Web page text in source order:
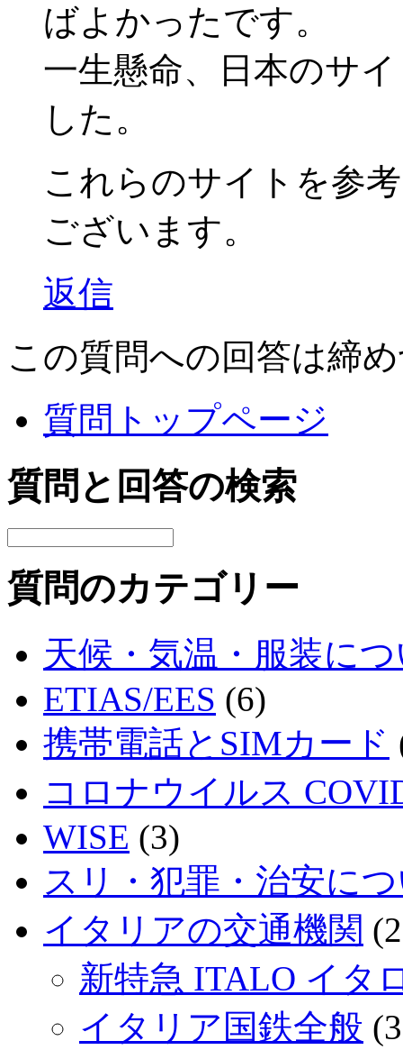
ばよかったです。
一生懸命、日本のサ
した。
これらのサイトを参
ございます。
返信
この質問への回答は締
質問トップページ
質問と回答の検索
質問のカテゴリー
天候・気温・服装に
ETIAS/EES (6)
携帯電話とSIMカード
コロナウイルス
WISE (3)
スリ・犯罪・治安に
イタリアの交通機関
新特急 ITALO イタ
イタリア国鉄全般